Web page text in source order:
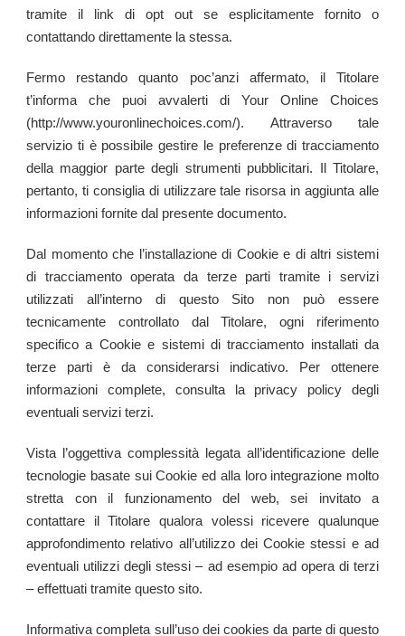
tramite il link di opt out se esplicitamente fornito o
contattando direttamente la stessa.
Fermo restando quanto poc’anzi affermato, il Titolare
t’informa che puoi avvalerti di Your Online Choices
(http://www.youronlinechoices.com/). Attraverso tale
servizio ti è possibile gestire le preferenze di tracciamento
della maggior parte degli strumenti pubblicitari. Il Titolare,
pertanto, ti consiglia di utilizzare tale risorsa in aggiunta alle
informazioni fornite dal presente documento.
Dal momento che l’installazione di Cookie e di altri sistemi
di tracciamento operata da terze parti tramite i servizi
utilizzati all’interno di questo Sito non può essere
tecnicamente controllato dal Titolare, ogni riferimento
specifico a Cookie e sistemi di tracciamento installati da
terze parti è da considerarsi indicativo. Per ottenere
informazioni complete, consulta la privacy policy degli
eventuali servizi terzi.
Vista l’oggettiva complessità legata all’identificazione delle
tecnologie basate sui Cookie ed alla loro integrazione molto
stretta con il funzionamento del web, sei invitato a
contattare il Titolare qualora volessi ricevere qualunque
approfondimento relativo all’utilizzo dei Cookie stessi e ad
eventuali utilizzi degli stessi – ad esempio ad opera di terzi
– effettuati tramite questo sito.
Informativa completa sull’uso dei cookies da parte di questo